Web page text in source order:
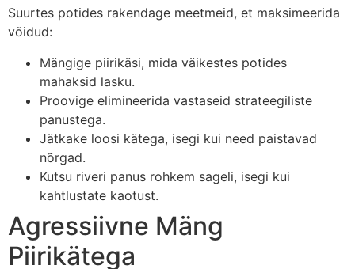
Suurtes potides rakendage meetmeid, et maksimeerida
võidud:
Mängige piirikäsi, mida väikestes potides
mahaksid lasku.
Proovige elimineerida vastaseid strateegiliste
panustega.
Jätkake loosi kätega, isegi kui need paistavad
nõrgad.
Kutsu riveri panus rohkem sageli, isegi kui
kahtlustate kaotust.
Agressiivne Mäng
Piirikätega